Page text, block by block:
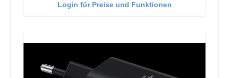
Login für Preise und Funktionen